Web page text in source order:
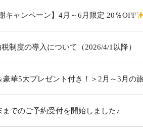
キャンペーン】4月～6月限定 20％OFF
制度の導入について（2026/4/1以降）
豪華5大プレゼント付き！＞2月～3月の
までのご予約受付を開始しました♪